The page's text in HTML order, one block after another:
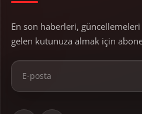
En son haberleri,
gelen kutunuza almak için